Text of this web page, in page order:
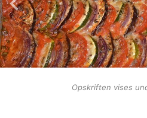
Opskriften vises